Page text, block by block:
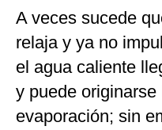
A veces sucede
relaja y ya no
el agua caliente
y puede
evaporación; sin